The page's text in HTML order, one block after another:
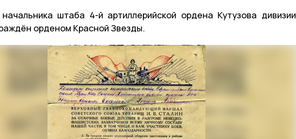
начальника штаба 4-й артиллерийской ордена Кутузова дивизии
орденом Красной Звезды.